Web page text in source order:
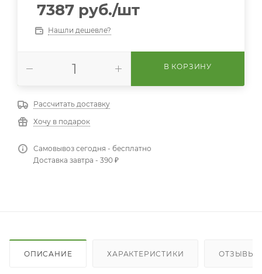
7387 руб./шт
Нашли дешевле?
В КОРЗИНУ
Рассчитать доставку
Хочу в подарок
Самовывоз сегодня - бесплатно
Доставка завтра - 390 ₽
ОПИСАНИЕ ХАРАКТЕРИСТИКИ ОТЗЫВЫ